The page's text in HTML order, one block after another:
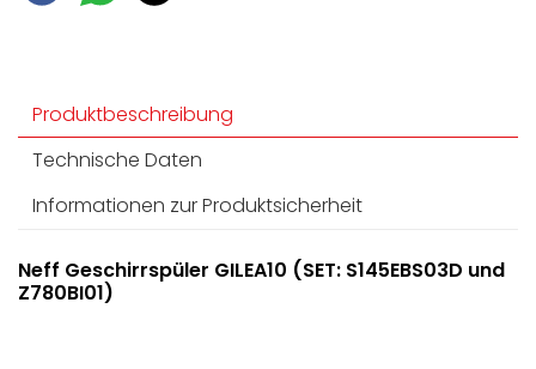
Produktbeschreibung
Technische Daten
Informationen zur Produktsicherheit
Neff Geschirrspüler GILEA10 (SET: S145EBS03D und
Z780BI01)